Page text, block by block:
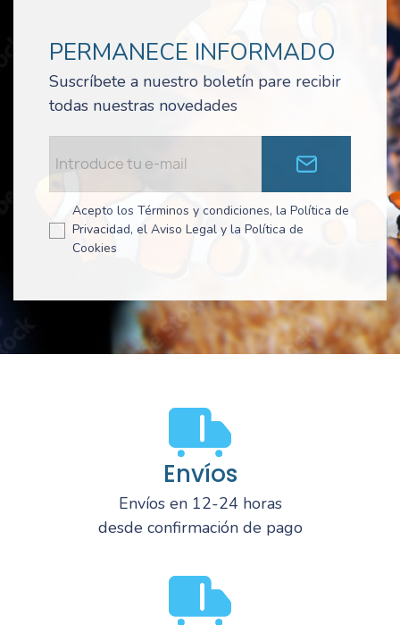
PERMANECE INFORMADO
Suscríbete a nuestro boletín pare recibir
todas nuestras novedades
Acepto los Términos y condiciones, la Política de
Privacidad, el Aviso Legal y la Política de
Cookies
Envíos
Envíos en 12-24 horas
desde confirmación de pago